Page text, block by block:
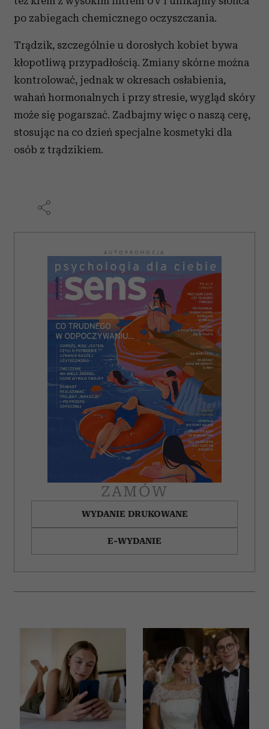
po zabiegach chemicznego oczyszczania.
Trądzik, szczególnie u dorosłych kobiet bywa
kłopotliwą przypadłością. Zmiany skórne można
kontrolować, jednak w okresach osłabienia,
wahań hormonalnych i przy stresie, wygląd skóry
może się pogarszać. Zadbajmy więc o naszą cerę,
stosując na co dzień specjalne kosmetyki dla
osób z trądzikiem.
AUTOPROMOCJA
ZAMÓW
WYDANIE DRUKOWANE
E-WYDANIE